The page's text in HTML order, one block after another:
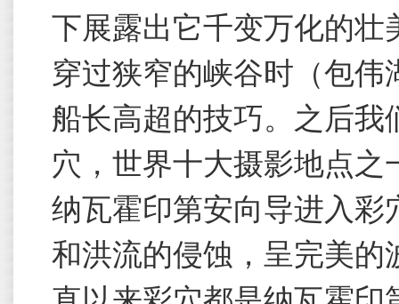
下展露出它千变万化的壮
穿过狭窄的峡谷时（包
船长高超的技巧。之后
穴，世界十大摄影地点
纳瓦霍印第安向导进入彩
和洪流的侵蚀，呈完美的